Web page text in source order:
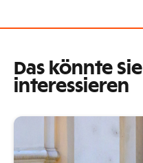
Das könnte
interessieren